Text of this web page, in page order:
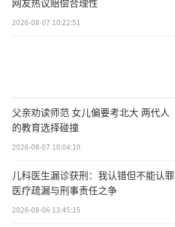
2026-08-07 10:22:51
父亲劝读师范 女儿偏要考北大 两代人
的教育选择碰撞
2026-08-07 10:04:10
儿科医生漏诊获刑：我认错但不能认罪
医疗疏漏与刑事责任之争
2026-08-06 13:45:15